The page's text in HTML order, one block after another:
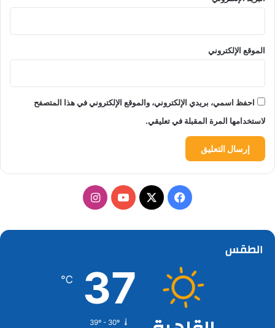
الموقع الإلكتروني
احفظ اسمي، بريدي الإلكتروني، والموقع الإلكتروني في هذا المتصفح
لاستخدامها المرة المقبلة في تعليقي.
فيسبوك
‫X
‫YouTubeانستقرام
الطقس
37
℃
39º - 30º